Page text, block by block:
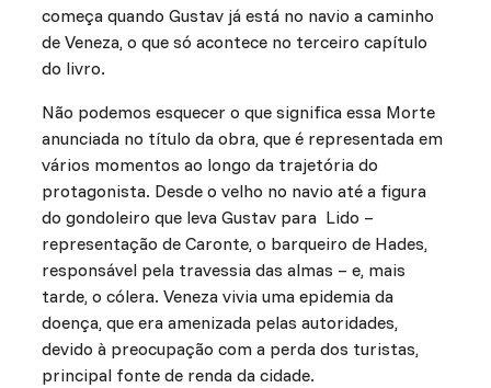
começa quando Gustav já está no navio a caminho
de Veneza, o que só acontece no terceiro capítulo
do livro.
Não podemos esquecer o que significa essa Morte
anunciada no título da obra, que é representada em
vários momentos ao longo da trajetória do
protagonista. Desde o velho no navio até a figura
do gondoleiro que leva Gustav para Lido –
representação de Caronte, o barqueiro de Hades,
responsável pela travessia das almas – e, mais
tarde, o cólera. Veneza vivia uma epidemia da
doença, que era amenizada pelas autoridades,
devido à preocupação com a perda dos turistas,
principal fonte de renda da cidade.